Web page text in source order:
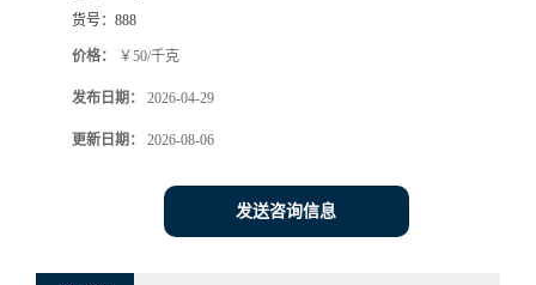
货号： 888
价格： ￥50/千克
发布日期： 2026-04-29
更新日期： 2026-08-06
发送咨询信息